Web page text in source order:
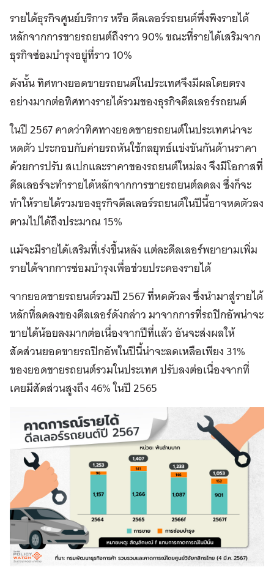
รายได้ธุรกิจศูนย์บริการ หรือ ดีลเลอร์รถยนต์พึ่งพิงรายได้
หลักจากการขายรถยนต์ถึงราว 90% ขณะที่รายได้เสริมจาก
ธุรกิจซ่อมบำรุงอยู่ที่ราว 10%
ดังนั้น ทิศทางยอดขายรถยนต์ในประเทศจึงมีผลโดยตรง
อย่างมากต่อทิศทางรายได้รวมของธุรกิจดีลเลอร์รถยนต์
ในปี 2567 คาดว่าทิศทางยอดขายรถยนต์ในประเทศน่าจะ
หดตัว ประกอบกับค่ายรถหันใช้กลยุทธ์แข่งขันกันด้านราคา
ด้วยการปรับ สเปกและราคาของรถยนต์ใหม่ลง จึงมีโอกาสที่
ดีลเลอร์จะทำรายได้หลักจากการขายรถยนต์ลดลง ซึ่งก็จะ
ทำให้รายได้รวมของธุรกิจดีลเลอร์รถยนต์ในปีนี้อาจหดตัวลง
ตามไปได้ถึงประมาณ 15%
แม้จะมีรายได้เสริมที่เร่งขึ้นหลัง แต่ละดีลเลอร์พยายามเพิ่ม
รายได้จากการซ่อมบำรุงเพื่อช่วยประคองรายได้
จากยอดขายรถยนต์รวมปี 2567 ที่หดตัวลง ซึ่งนำมาสู่รายได้
หลักที่ลดลงของดีลเลอร์ดังกล่าว มาจากการที่รถปิกอัพน่าจะ
ขายได้น้อยลงมากต่อเนื่องจากปีที่แล้ว อันจะส่งผลให้
สัดส่วนยอดขายรถปิกอัพในปีนี้น่าจะลดเหลือเพียง 31%
ของยอดขายรถยนต์รวมในประเทศ ปรับลงต่อเนื่องจากที่
เคยมีสัดส่วนสูงถึง 46% ในปี 2565